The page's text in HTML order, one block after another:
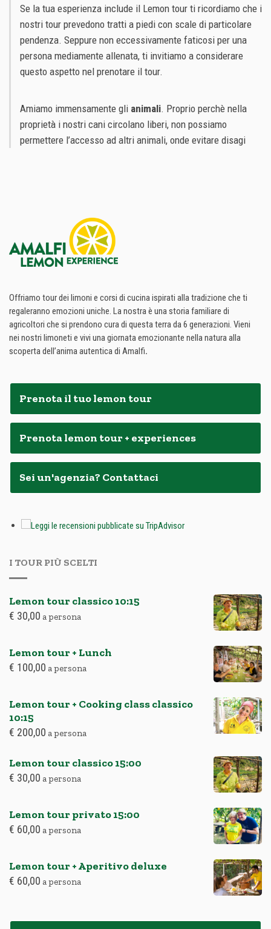
Se la tua esperienza include il Lemon tour ti ricordiamo che i
nostri tour prevedono tratti a piedi con scale di particolare
pendenza. Seppure non eccessivamente faticosi per una
persona mediamente allenata, ti invitiamo a considerare
questo aspetto nel prenotare il tour.
Amiamo immensamente gli animali. Proprio perchè nella
proprietà i nostri cani circolano liberi, non possiamo
permettere l’accesso ad altri animali, onde evitare disagi
Offriamo tour dei limoni e corsi di cucina ispirati alla tradizione che ti
regaleranno emozioni uniche. La nostra è una storia familiare di
agricoltori che si prendono cura di questa terra da 6 generazioni. Vieni
nei nostri limoneti e vivi una giornata emozionante nella natura alla
scoperta dell’anima autentica di Amalfi.
Prenota il tuo lemon tour
Prenota lemon tour + experiences
Sei un'agenzia? Contattaci
I TOUR PIÙ SCELTI
Lemon tour classico10:15
€ 30,00 a persona
Lemon tour + Lunch
€ 100,00 a persona
Lemon tour + Cooking class classico
10:15
€ 200,00 a persona
Lemon tour classico15:00
€ 30,00 a persona
Lemon tour privato15:00
€ 60,00 a persona
Lemon tour + Aperitivo deluxe
€ 60,00 a persona